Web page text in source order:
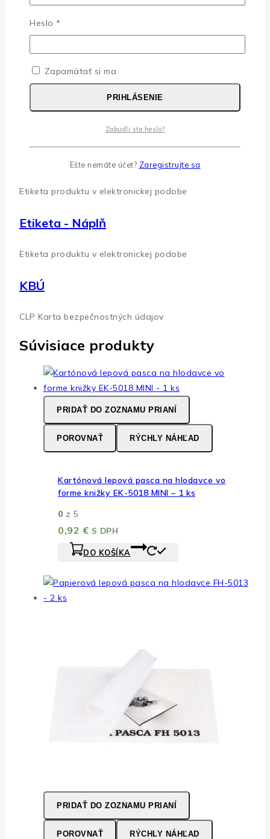
Zapamätať si ma
Zaregistrujte sa
Etiketa - Fly Catcher
Etiketa produktu v elektronickej podobe
Etiketa - Náplň
Etiketa produktu v elektronickej podobe
KBÚ
CLP Karta bezpečnostných údajov
Súvisiace produkty
PRIDAŤ DO ZOZNAMU PRIANÍ
POROVNAŤ RÝCHLY NÁHĽAD
Kartónová lepová pasca na hlodavce vo
forme knižky EK-5018 MINI – 1 ks
0 z 5
0,92 € S DPH
DO KOŠÍKA
PRIDAŤ DO ZOZNAMU PRIANÍ
POROVNAŤ RÝCHLY NÁHĽAD
Heslo *
Zapamätať si ma
PRIHLÁSENIE
Zabudli ste heslo?
Ešte nemáte účet? Zaregistrujte sa